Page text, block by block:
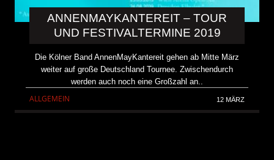
ANNENMAYKANTEREIT – TOUR
UND FESTIVALTERMINE 2019
Die Kölner Band AnnenMayKantereit gehen ab Mitte März
weiter auf große Deutschland Tournee. Zwischendurch
werden auch noch eine Großzahl an..
ALLGEMEIN 12 MÄRZ